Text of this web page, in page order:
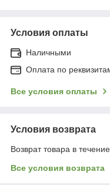
Условия оплаты
Наличными
Оплата по
Все условия оплаты
Условия возврата
Возврат товара в
Все условия возврата